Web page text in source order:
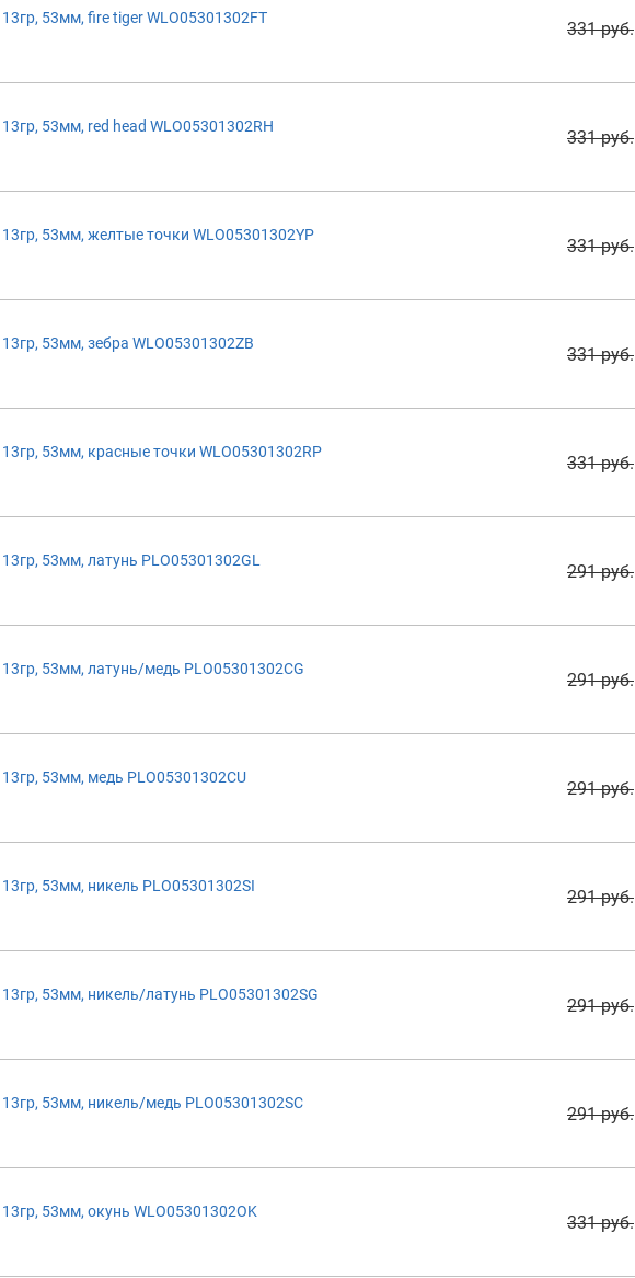
53мм, fire tiger WLO05301302FT
331 руб.
53мм, red head WLO05301302RH
331 руб.
53мм, желтые точки WLO05301302YP
331 руб.
53мм, зебра WLO05301302ZB
331 руб.
53мм, красные точки WLO05301302RP
331 руб.
53мм, латунь PLO05301302GL
291 руб.
53мм, латунь/медь PLO05301302CG
291 руб.
53мм, медь PLO05301302CU
291 руб.
53мм, никель PLO05301302SI
291 руб.
53мм, никель/латунь PLO05301302SG
291 руб.
53мм, никель/медь PLO05301302SC
291 руб.
53мм, окунь WLO05301302OK
331 руб.